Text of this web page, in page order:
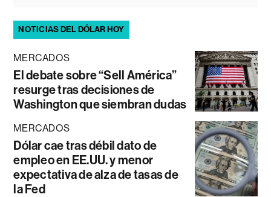
NOTICIAS DEL DÓLAR HOY
MERCADOS
El debate sobre “Sell América”
resurge tras decisiones de
Washington que siembran dudas
MERCADOS
Dólar cae tras débil dato de
empleo en EE.UU. y menor
expectativa de alza de tasas de
la Fed